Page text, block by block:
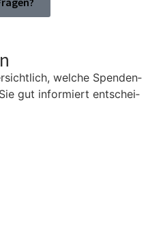
wel­che Spen­den­
gut infor­miert ent­schei­